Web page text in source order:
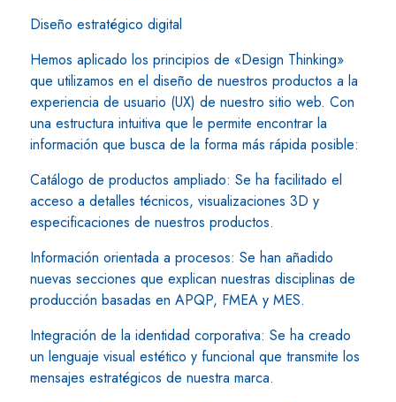
Diseño estratégico digital
Hemos aplicado los principios de «Design Thinking»
que utilizamos en el diseño de nuestros productos a la
experiencia de usuario (UX) de nuestro sitio web. Con
una estructura intuitiva que le permite encontrar la
información que busca de la forma más rápida posible:
Catálogo de productos ampliado: Se ha facilitado el
acceso a detalles técnicos, visualizaciones 3D y
especificaciones de nuestros productos.
Información orientada a procesos: Se han añadido
nuevas secciones que explican nuestras disciplinas de
producción basadas en APQP, FMEA y MES.
Integración de la identidad corporativa: Se ha creado
un lenguaje visual estético y funcional que transmite los
mensajes estratégicos de nuestra marca.